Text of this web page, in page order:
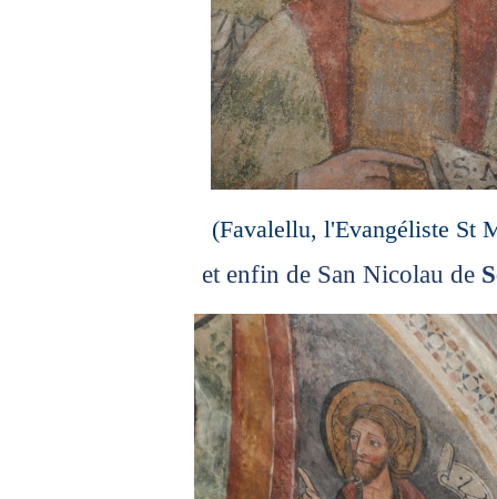
(Favalellu, l'Evangéliste St
et enfin de San Nicolau de